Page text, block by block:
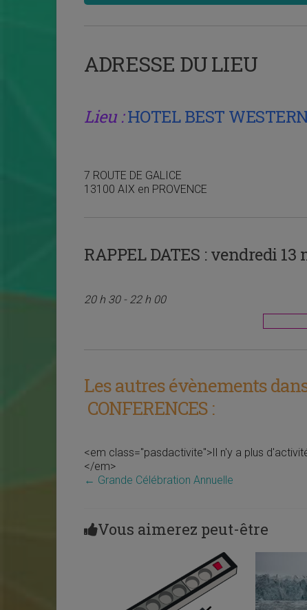
ADRESSE DU LIEU
Lieu :HOTEL BEST
7 ROUTE DE GALICE
13100 AIX en PROVENCE
RAPPEL DATES :vendredi 13
20 h 30 - 22 h 00
Les autres évènements
CONFERENCES :
<em class="pasdactivite">Il n'y a plus
</em>
← Grande Célébration Annuelle
Vous aimerez peut-être